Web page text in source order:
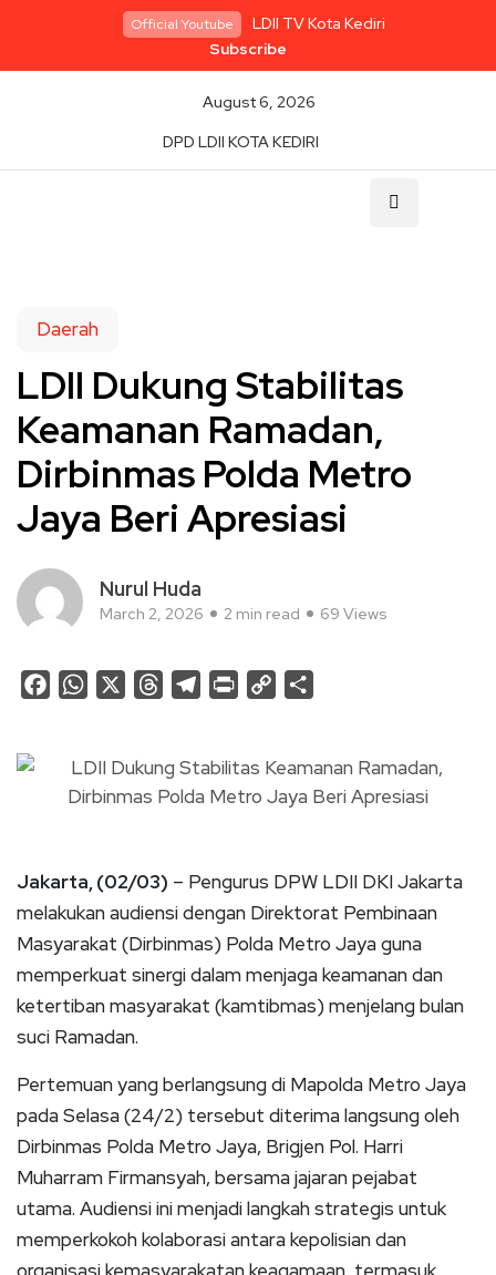
Official Youtube
LDII TV Kota Kediri
Subscribe
August 6, 2026
DPD LDII KOTA KEDIRI
Daerah
LDII Dukung Stabilitas
Keamanan Ramadan,
Dirbinmas Polda Metro
Jaya Beri Apresiasi
Nurul Huda
March 2, 2026 2 min read 69 Views
FacebookWhatsApp ThreadsTelegram
Print
Copy
Jakarta, (02/03) – Pengurus DPW LDII DKI Jakarta
melakukan audiensi dengan Direktorat Pembinaan
Masyarakat (Dirbinmas) Polda Metro Jaya guna
memperkuat sinergi dalam menjaga keamanan dan
ketertiban masyarakat (kamtibmas) menjelang bulan
suci Ramadan.
Pertemuan yang berlangsung di Mapolda Metro Jaya
pada Selasa (24/2) tersebut diterima langsung oleh
Dirbinmas Polda Metro Jaya, Brigjen Pol. Harri
Muharram Firmansyah, bersama jajaran pejabat
utama. Audiensi ini menjadi langkah strategis untuk
memperkokoh kolaborasi antara kepolisian dan